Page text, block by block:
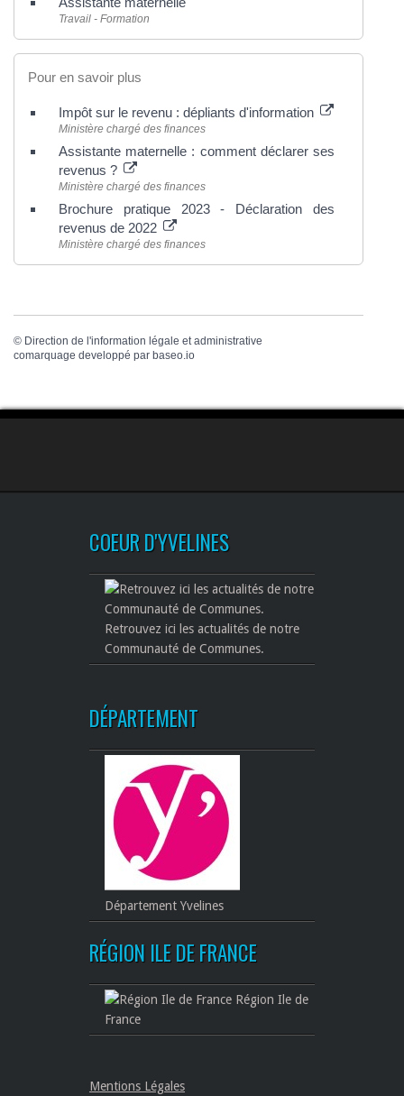
Travail - Formation
Pour en savoir plus
Impôt sur le revenu : dépliants d'information
Ministère chargé des finances
Assistante maternelle : comment déclarer ses
revenus ?
Ministère chargé des finances
Brochure pratique 2023 - Déclaration des
revenus de 2022
Ministère chargé des finances
© Direction de l'information légale et administrative
comarquage developpé par baseo.io
COEUR D'YVELINES
Retrouvez ici les actualités de notre
Communauté de Communes.
DÉPARTEMENT
Département Yvelines
RÉGION ILE DE FRANCE
Région Ile de
France
Mentions Légales